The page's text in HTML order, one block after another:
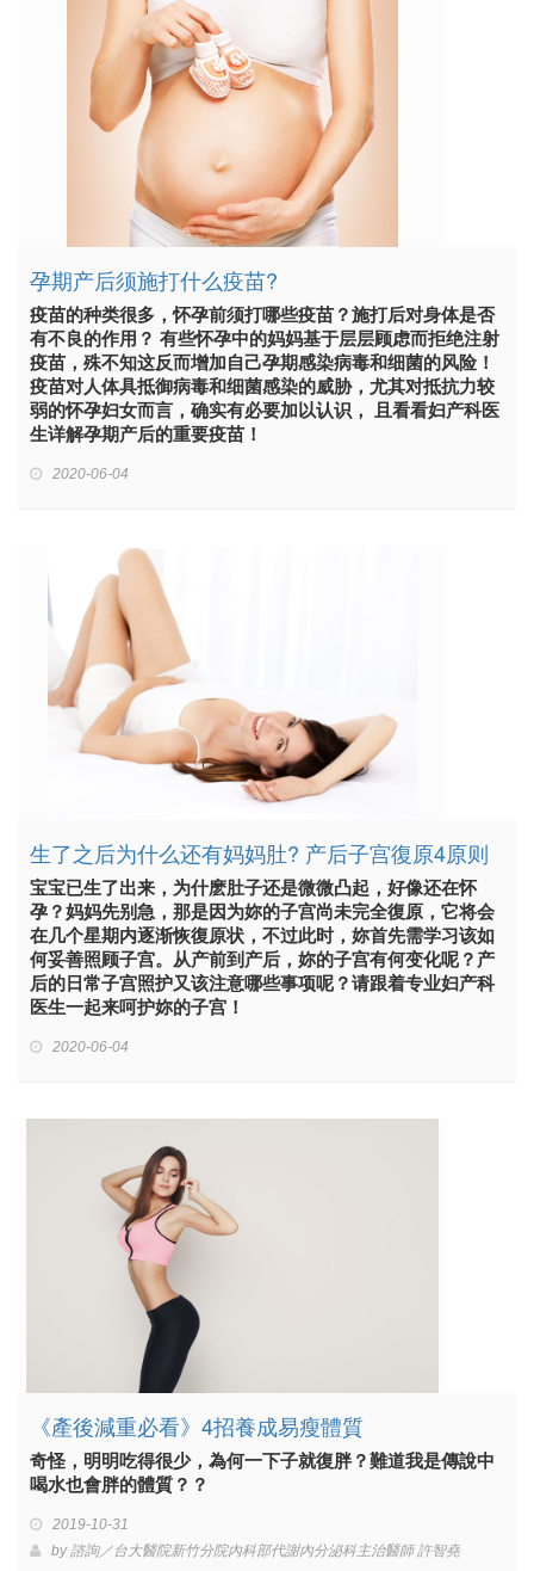
孕期产后须施打什么疫苗?
疫苗的种类很多，怀孕前须打哪些疫苗？施打后对身体是否
有不良的作用？ 有些怀孕中的妈妈基于层层顾虑而拒绝注射
疫苗，殊不知这反而增加自己孕期感染病毒和细菌的风险！
疫苗对人体具抵御病毒和细菌感染的威胁，尤其对抵抗力较
弱的怀孕妇女而言，确实有必要加以认识， 且看看妇产科医
生详解孕期产后的重要疫苗！
2020-06-04
生了之后为什么还有妈妈肚? 产后子宫復原4原则
宝宝已生了出来，为什麽肚子还是微微凸起，好像还在怀
孕？妈妈先别急，那是因为妳的子宫尚未完全復原，它将会
在几个星期内逐渐恢復原状，不过此时，妳首先需学习该如
何妥善照顾子宫。从产前到产后，妳的子宫有何变化呢？产
后的日常子宫照护又该注意哪些事项呢？请跟着专业妇产科
医生一起来呵护妳的子宫！
2020-06-04
《產後減重必看》4招養成易瘦體質
奇怪，明明吃得很少，為何一下子就復胖？難道我是傳說中
喝水也會胖的體質？？
2019-10-31
by諮詢／台大醫院新竹分院內科部代謝內分泌科主治醫師 許智堯